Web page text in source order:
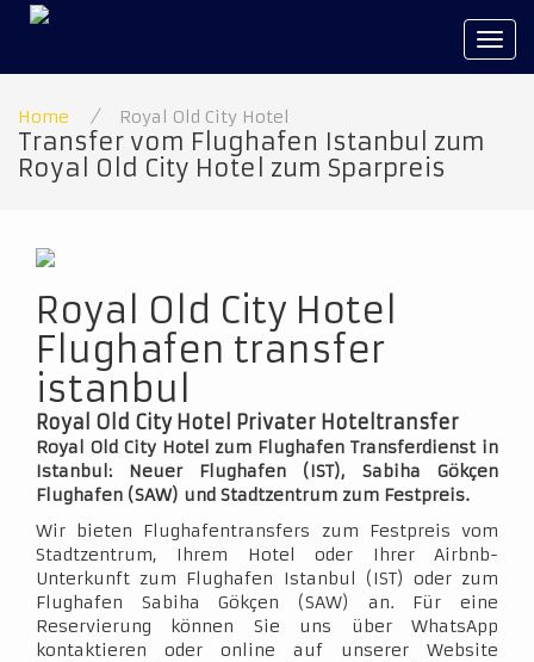
Home / Royal Old City Hotel
Transfer vom Flughafen Istanbul zum
Royal Old City Hotel zum Sparpreis
Royal Old City Hotel
Flughafen transfer
istanbul
Royal Old City Hotel Privater Hoteltransfer
Royal Old City Hotel zum Flughafen Transferdienst in
Istanbul: Neuer Flughafen (IST), Sabiha Gökçen
Flughafen (SAW) und Stadtzentrum zum Festpreis.
Wir bieten Flughafentransfers zum Festpreis vom
Stadtzentrum, Ihrem Hotel oder Ihrer Airbnb-
Unterkunft zum Flughafen Istanbul (IST) oder zum
Flughafen Sabiha Gökçen (SAW) an. Für eine
Reservierung können Sie uns über WhatsApp
kontaktieren oder online auf unserer Website